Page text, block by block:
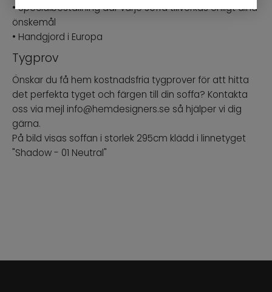
• Specialbeställning där varje soffa tillverkas enligt dina
önskemål
• Handgjord i Europa
Tygprov
Önskar du få hem kostnadsfria tygprover för att hitta
det perfekta tyget och färgen till din soffa? Kontakta
oss via mejl info@hemdesigners.se så hjälper vi dig
gärna.
På bild visas soffan i storlek 295cm klädd i linnetyget
"Shadow - 01 Neutral"